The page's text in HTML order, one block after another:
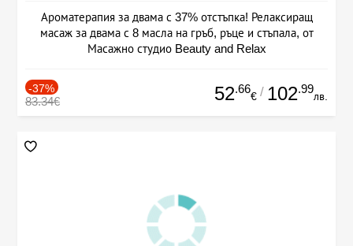
Ароматерапия за двама с 37% отстъпка! Релаксиращ
масаж за двама с 8 масла на гръб, ръце и стъпала, от
Масажно студио Beauty and Relax
-37%
83.34€ 52.66
€ / 102.99
лв.